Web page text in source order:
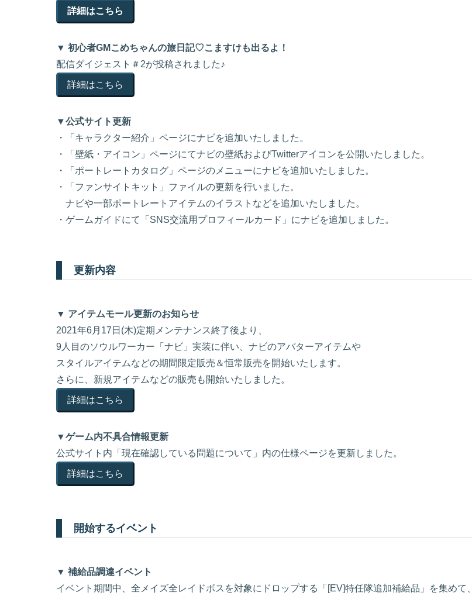
詳細はこちら
▼ 初心者GMこめちゃんの旅日記♡こますけも出るよ！
配信ダイジェスト＃2が投稿されました♪
詳細はこちら
▼公式サイト更新
・「キャラクター紹介」ページにナビを追加いたしました。
・「壁紙・アイコン」ページにてナビの壁紙およびTwitterアイコンを公開いたしました。
・「ポートレートカタログ」ページのメニューにナビを追加いたしました。
・「ファンサイトキット」ファイルの更新を行いました。
ナビや一部ポートレートアイテムのイラストなどを追加いたしました。
・ゲームガイドにて「SNS交流用プロフィールカード」にナビを追加しました。
更新内容
▼ アイテムモール更新のお知らせ
2021年6月17日(木)定期メンテナンス終了後より、
9人目のソウルワーカー「ナビ」実装に伴い、ナビのアバターアイテムや
スタイルアイテムなどの期間限定販売＆恒常販売を開始いたします。
さらに、新規アイテムなどの販売も開始いたしました。
詳細はこちら
▼ゲーム内不具合情報更新
公式サイト内「現在確認している問題について」内の仕様ページを更新しました。
詳細はこちら
開始するイベント
▼ 補給品調達イベント
イベント期間中、全メイズ全レイドボスを対象にドロップする「[EV]特任隊追加補給品」を集めて、